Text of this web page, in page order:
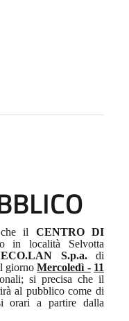
che il CENTRO DI
in località Selvotta
ECO.LAN S.p.a.di
giorno Mercoledì - 11
si precisa che il
al pubblico come di
orari a partire dalla